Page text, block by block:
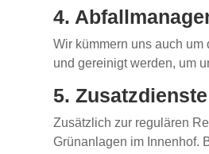
4.
Wir kümmern uns auch
und gereinigt werden, um
5. Zusatzdienste
Zusätzlich zur regulären
Grünanlagen im Innenhof.